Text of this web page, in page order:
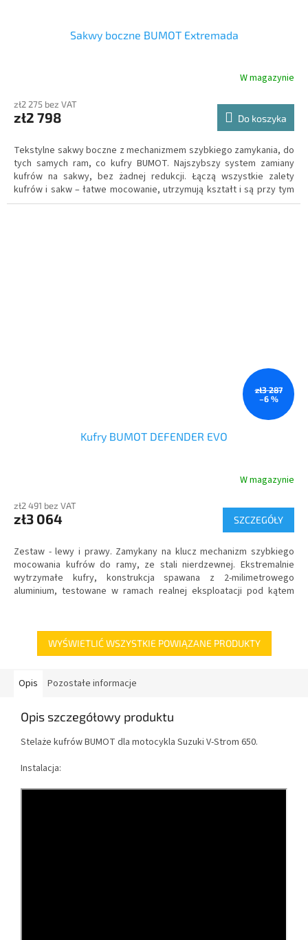
Sakwy boczne BUMOT Extremada
W magazynie
zł2 275 bez VAT
zł2 798 Do koszyka
Tekstylne sakwy boczne z mechanizmem szybkiego zamykania, do
tych samych ram, co kufry BUMOT. Najszybszy system zamiany
kufrów na sakwy, bez żadnej redukcji. Łączą wszystkie zalety
kufrów i sakw – łatwe mocowanie, utrzymują kształt i są przy tym
znacznie lżejsze niż kufry, lepiej nadają się i zapewniają większe
zł3 287
–6 %
Kufry BUMOT DEFENDER EVO
W magazynie
zł2 491 bez VAT
zł3 064 SZCZEGÓŁY
Zestaw - lewy i prawy. Zamykany na klucz mechanizm szybkiego
mocowania kufrów do ramy, ze stali nierdzewnej. Ekstremalnie
wytrzymałe kufry, konstrukcja spawana z 2-milimetrowego
aluminium, testowane w ramach realnej eksploatacji pod kątem
WYŚWIETLIĆ WSZYSTKIE POWIĄZANE PRODUKTY
Opis Pozostałe informacje
Opis szczegółowy produktu
Stelaże kufrów BUMOT dla motocykla Suzuki V-Strom 650.
Instalacja: